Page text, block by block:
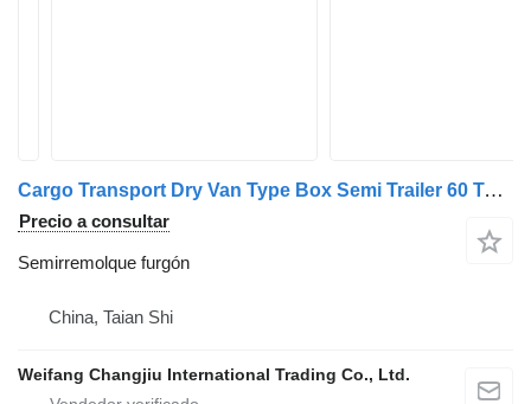
Cargo Transport Dry Van Type Box Semi Trailer 60 Tons 40ft Van B
Precio a consultar
Semirremolque furgón
China, Taian Shi
Weifang Changjiu International Trading Co., Ltd.